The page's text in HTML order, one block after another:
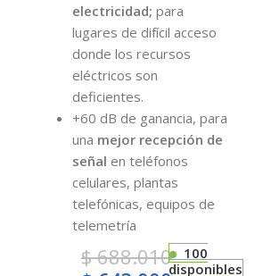
electricidad; para
lugares de difícil acceso
donde los recursos
eléctricos son
deficientes.
+60 dB de ganancia, para
una mejor recepción de
señal en teléfonos
celulares, plantas
telefónicas, equipos de
telemetría
$688.010
100
disponibles